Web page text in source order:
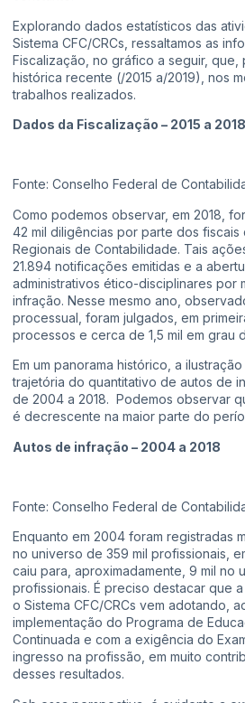
Explorando dados estatísticos das
Sistema CFC/CRCs, ressaltamos as
Fiscalização, no gráfico a seguir, que,
histórica recente (/2015 a/2019), nos
trabalhos realizados.
Dados da Fiscalização – 2015 a 2018
Fonte: Conselho Federal de
Como podemos observar, em 2018,
42 mil diligências por parte dos fiscais
Regionais de Contabilidade. Tais
21.894 notificações emitidas e a
administrativos ético-disciplinares por
infração. Nesse mesmo ano,
processual, foram julgados, em
processos e cerca de 1,5 mil em grau
Em um panorama histórico, a
trajetória do quantitativo de autos de
de 2004 a 2018. Podemos observar
é decrescente na maior parte do
Autos de infração – 2004 a 2018
Fonte: Conselho Federal de
Enquanto em 2004 foram registradas
no universo de 359 mil profissionais,
caiu para, aproximadamente, 9 mil no
profissionais. É preciso destacar que
o Sistema CFC/CRCs vem adotando,
implementação do Programa de
Continuada e com a exigência do
ingresso na profissão, em muito
desses resultados.